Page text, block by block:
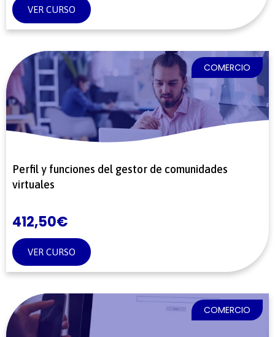
VER CURSO
COMERCIO
Perfil y funciones del gestor de comunidades
virtuales
412,50€
VER CURSO
COMERCIO